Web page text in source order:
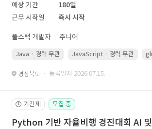
예상 기간
180일
근무 시작일
즉시 시작
풀스택 개발자 주니어
Java · 경력 무관 JavaScript · 경력 무관
경상북도 · 등록일자 2026.07.15.
🕒 기간제 모집 중
Python 기반 자율비행 경진대회 AI